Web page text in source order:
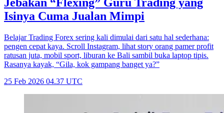
Isinya Cuma Jualan Mimpi
Belajar Trading Forex sering kali dimulai dari satu hal sederhana:
pengen cepat kaya. Scroll Instagram, lihat story orang pamer profit
ratusan juta, mobil sport, liburan ke Bali sambil buka laptop tipis.
Rasanya kayak, “Gila, kok gampang banget ya?”
25 Feb 2026 04.37 UTC